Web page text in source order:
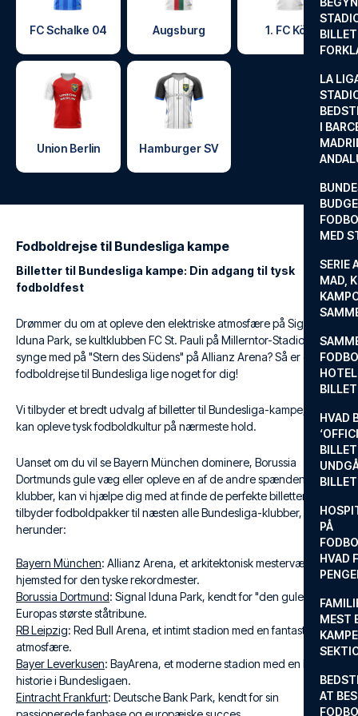
LA
I
MED
SERIE
MAD,
HVAD
PÅ
HVAD
MEST
AT
FC Schalke 04 Augsburg 1. FC Köln
Union Berlin Hamburger SV
Fodboldrejse til Bundesliga kampe
Billetter til Bundesliga kampe: Din adgang til tysk
fodboldfest
Drømmer du om at opleve den elektriske atmosfære på Signal
Iduna Park, se kultklubben FC St. Pauli på Millerntor-Stadion eller
synge med på "Stern des Südens" på Allianz Arena? Så er en
fodboldrejse til Bundesliga lige noget for dig!
Vi tilbyder et bredt udvalg af billetter til Bundesliga-kampe, så du
kan opleve tysk fodboldkultur på nærmeste hold.
Uanset om du vil se Bayern München dominere, Borussia
Dortmunds gule væg eller opleve en af de andre spændende
klubber, kan vi hjælpe dig med at finde de perfekte billetter. Vi
tilbyder fodboldpakker til næsten alle Bundesliga-klubber,
herunder:
Bayern München: Allianz Arena, et arkitektonisk mesterværk og
hjemsted for den tyske rekordmester.
Borussia Dortmund: Signal Iduna Park, kendt for "den gule væg" –
Europas største ståtribune.
RB Leipzig: Red Bull Arena, et intimt stadion med en fantastisk
atmosfære.
Bayer Leverkusen: BayArena, et moderne stadion med en lang
historie i Bundesligaen.
Eintracht Frankfurt: Deutsche Bank Park, kendt for sin